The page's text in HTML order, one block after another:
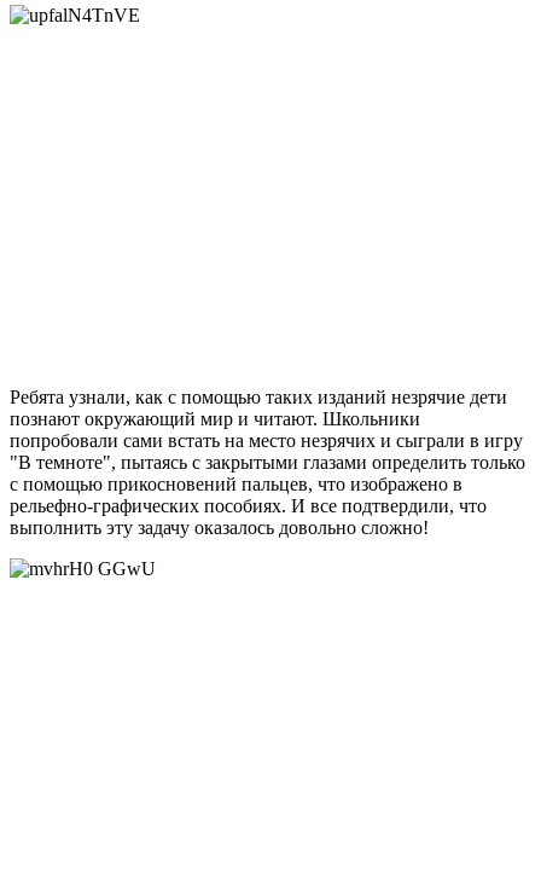
Ребята узнали, как с помощью таких изданий незрячие дети
познают окружающий мир и читают. Школьники
попробовали сами встать на место незрячих и сыграли в игру
"В темноте", пытаясь с закрытыми глазами определить только
с помощью прикосновений пальцев, что изображено в
рельефно-графических пособиях. И все подтвердили, что
выполнить эту задачу оказалось довольно сложно!